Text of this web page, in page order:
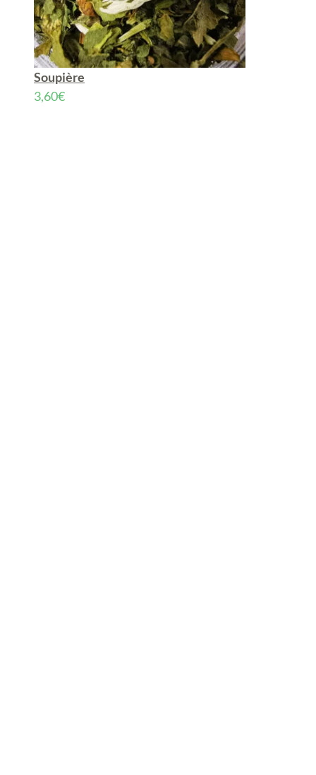
Soupière
3,60€